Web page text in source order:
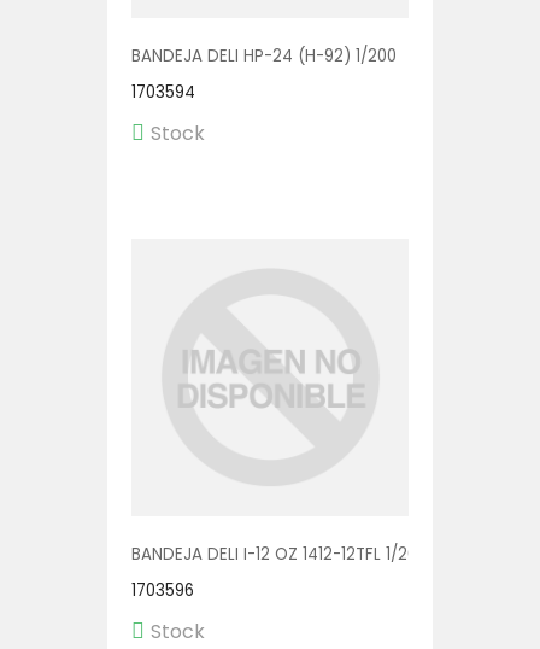
BANDEJA DELI HP-24 (H-92) 1/200
1703594
Stock
BANDEJA DELI I-12 OZ 1412-12TFL 1/200
1703596
Stock